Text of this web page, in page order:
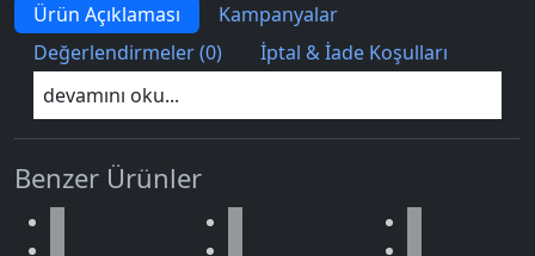
Ürün Açıklaması
Kampanyalar
Değerlendirmeler (0)
İptal & İade Koşulları
devamını oku...
Benzer Ürünler